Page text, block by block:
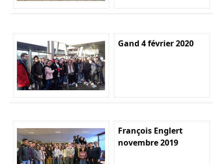
Gand 4 février 2020
François Englert
novembre 2019